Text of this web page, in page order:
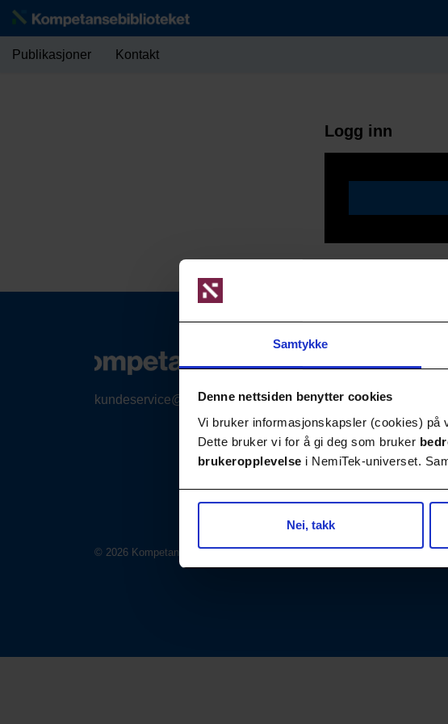
Samtykke
Denne nettsiden benytter cookies
Vi bruker informasjonskapsler (cookies) på
Dette bruker vi for å gi deg som bruker
brukeropplevelse i NemiTek-universet.
Nei, takk
Publikasjoner Kontakt
Logg inn
kundeservice@nemitek.no
Søk
© 2026 Kompetansebiblioteket